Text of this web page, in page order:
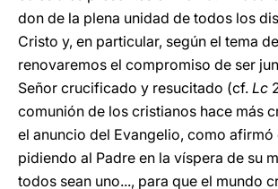
don de la plena unidad de todos los
Cristo y, en particular, según el tema
renovaremos el compromiso de ser
Señor crucificado y resucitado (cf. Lc
comunión de los cristianos hace más
el anuncio del Evangelio, como
pidiendo al Padre en la víspera de su
todos sean uno..., para que el mundo